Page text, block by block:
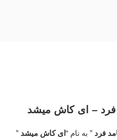
فرد – ای کاش میشد
فرد” به نام “ ای کاش میشد”